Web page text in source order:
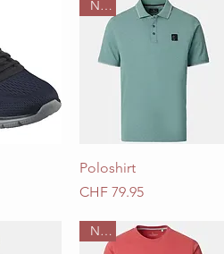
Schnellansicht
Neu
Poloshirt
Preis
CHF 79.95
Neu